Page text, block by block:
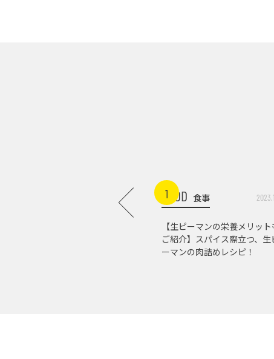
1FOOD 食事
【生ピーマンの栄養メリット
ご紹介】スパイス際立つ、生
ーマンの肉詰めレシピ！